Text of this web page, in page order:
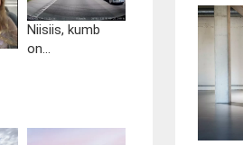
Niisiis, kumb
on...